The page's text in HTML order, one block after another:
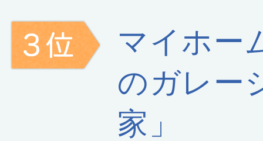
マイホー
のガレー
家」